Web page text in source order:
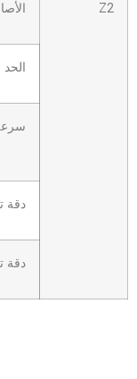
Z2
الحد
دقة
دقة